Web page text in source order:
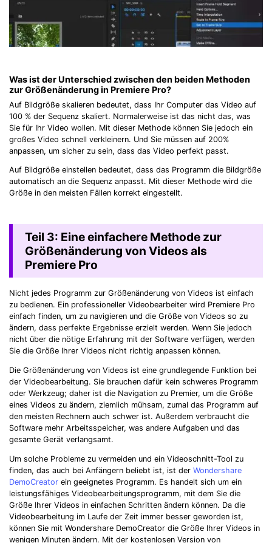
Was ist der Unterschied zwischen den beiden Methoden
zur Größenänderung in Premiere Pro?
Auf Bildgröße skalieren bedeutet, dass Ihr Computer das Video auf
100 % der Sequenz skaliert. Normalerweise ist das nicht das, was
Sie für Ihr Video wollen. Mit dieser Methode können Sie jedoch ein
großes Video schnell verkleinern. Und Sie müssen auf 200%
anpassen, um sicher zu sein, dass das Video perfekt passt.
Auf Bildgröße einstellen bedeutet, dass das Programm die Bildgröße
automatisch an die Sequenz anpasst. Mit dieser Methode wird die
Größe in den meisten Fällen korrekt eingestellt.
Teil 3: Eine einfachere Methode zur
Größenänderung von Videos als
Premiere Pro
Nicht jedes Programm zur Größenänderung von Videos ist einfach
zu bedienen. Ein professioneller Videobearbeiter wird Premiere Pro
einfach finden, um zu navigieren und die Größe von Videos so zu
ändern, dass perfekte Ergebnisse erzielt werden. Wenn Sie jedoch
nicht über die nötige Erfahrung mit der Software verfügen, werden
Sie die Größe Ihrer Videos nicht richtig anpassen können.
Die Größenänderung von Videos ist eine grundlegende Funktion bei
der Videobearbeitung. Sie brauchen dafür kein schweres Programm
oder Werkzeug; daher ist die Navigation zu Premier, um die Größe
eines Videos zu ändern, ziemlich mühsam, zumal das Programm auf
den meisten Rechnern auch schwer ist. Außerdem verbraucht die
Software mehr Arbeitsspeicher, was andere Aufgaben und das
gesamte Gerät verlangsamt.
Um solche Probleme zu vermeiden und ein Videoschnitt-Tool zu
finden, das auch bei Anfängern beliebt ist, ist der Wondershare
DemoCreator ein geeignetes Programm. Es handelt sich um ein
leistungsfähiges Videobearbeitungsprogramm, mit dem Sie die
Größe Ihrer Videos in einfachen Schritten ändern können. Da die
Videobearbeitung im Laufe der Zeit immer besser geworden ist,
können Sie mit Wondershare DemoCreator die Größe Ihrer Videos in
wenigen Minuten ändern. Mit der kostenlosen Version von